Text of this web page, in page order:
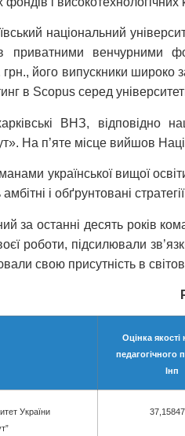
національний
приватними венчурними
його випускники широко
в Scopus серед
ВНЗ, відповідно
На п’яте місце вийшов
української вищої
і обґрунтовані
за останні десять років
роботи, підсилювали
свою присутність в
Оцінка якості
педагогічного
Iнп
України